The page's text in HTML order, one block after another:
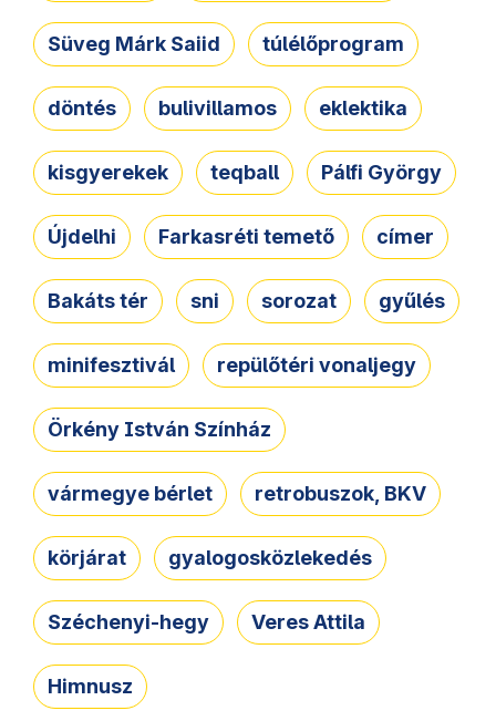
Süveg Márk Saiid túlélőprogram
döntés bulivillamos eklektika
kisgyerekek teqball Pálfi György
Újdelhi Farkasréti temető címer
Bakáts tér sni sorozat gyűlés
minifesztivál repülőtéri vonaljegy
Örkény István Színház
vármegye bérlet retrobuszok, BKV
körjárat gyalogosközlekedés
Széchenyi-hegy Veres Attila
Himnusz